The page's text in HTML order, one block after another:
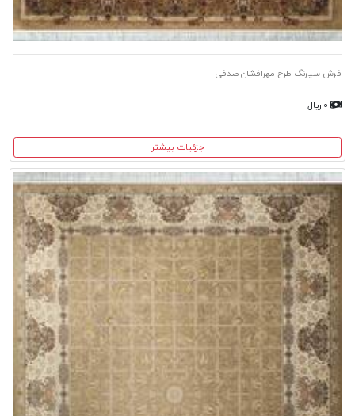
فرش سیرنگ طرح مهرافشان صدفی
جزئیات بیشتر